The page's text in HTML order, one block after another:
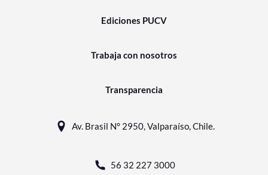
Ediciones PUCV
Trabaja con nosotros
Transparencia
Av. Brasil N° 2950, Valparaíso, Chile.
56 32 227 3000